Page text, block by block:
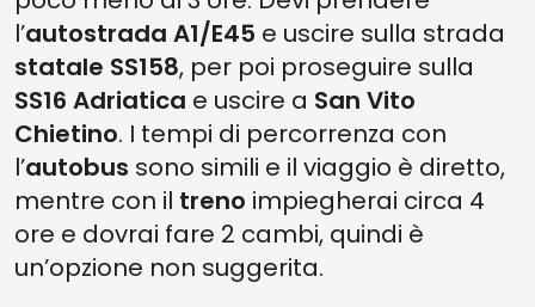
l’autostrada A1/E45 e uscire sulla strada
statale SS158, per poi proseguire sulla
SS16 Adriatica e uscire a San Vito
Chietino. I tempi di percorrenza con
l’autobus sono simili e il viaggio è diretto,
mentre con il treno impiegherai circa 4
ore e dovrai fare 2 cambi, quindi è
un’opzione non suggerita.